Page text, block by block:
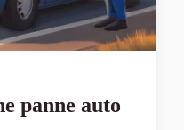
panne auto